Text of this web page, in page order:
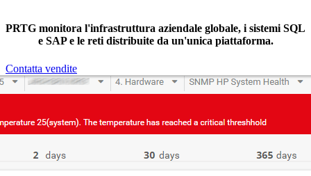
PRTG monitora l'infrastruttura aziendale globale, i sistemi SQL
e SAP e le reti distribuite da un'unica piattaforma.
Contatta vendite